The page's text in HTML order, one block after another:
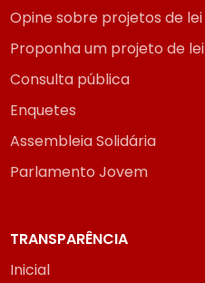
Opine sobre projetos de lei
Proponha um projeto de lei
Consulta pública
Enquetes
Assembleia Solidária
Parlamento Jovem
TRANSPARÊNCIA
Inicial